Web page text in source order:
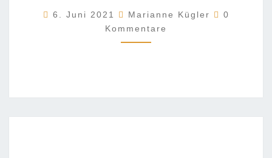
REDENBECK- U
NFALLSCHWERPUNKT?
6. Juni 2021 Marianne Kügler
0
Kommentare